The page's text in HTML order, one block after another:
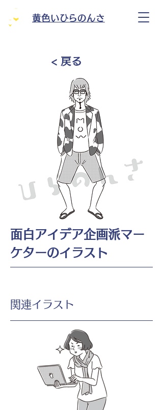
黄色いひらのんさ
< 戻る
面白アイデア企画派マー
ケターのイラスト
​関連イラスト